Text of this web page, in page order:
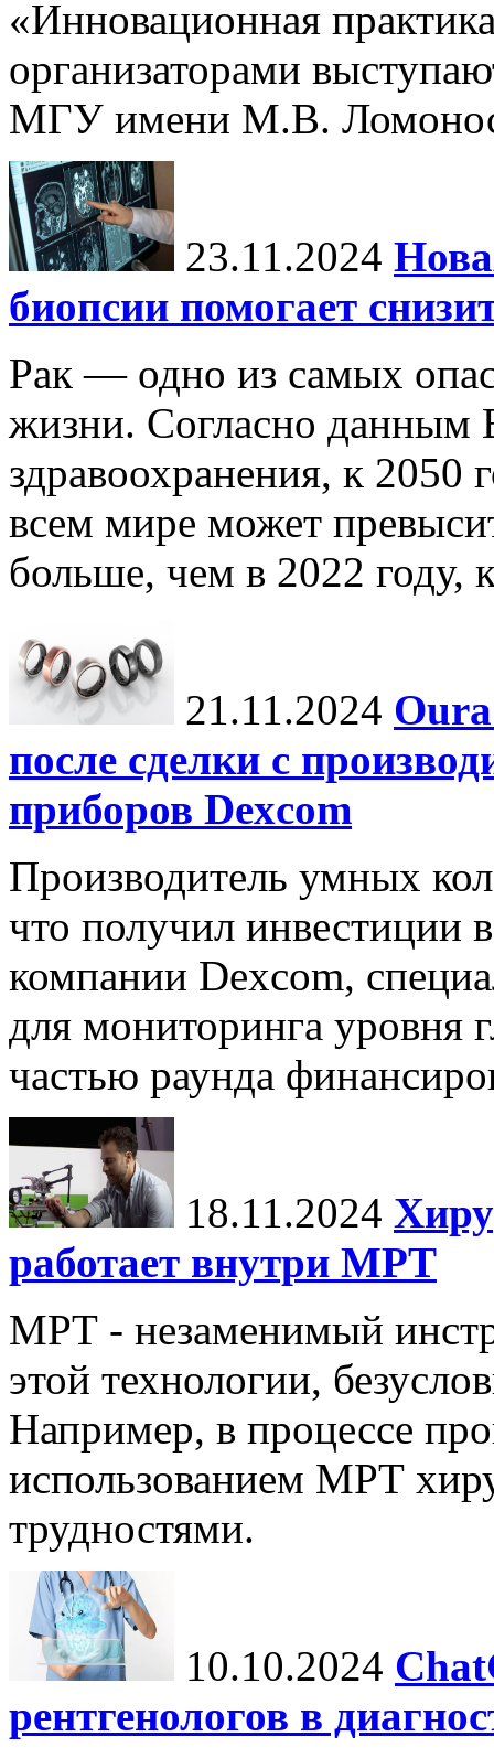
«Инновационная
организаторами
МГУ имени М.В.
23.11.2024
биопсии помогает
Рак — одно из самых
жизни. Согласно данным
здравоохранения, к 2050
всем мире может
больше, чем в 2022 году,
21.11.2024
после сделки с
приборов Dexcom
Производитель умных
что получил инвестиции
компании Dexcom,
для мониторинга уровня
частью раунда
18.11.2024
работает внутри МРТ
МРТ - незаменимый
этой технологии,
Например, в процессе
использованием МРТ
трудностями.
10.10.2024
рентгенологов в